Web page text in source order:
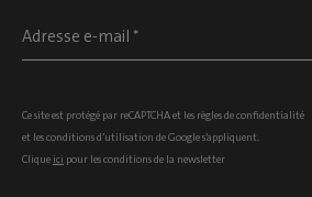
Ce site est protégé par reCAPTCHA et les règles de confidentialité
et lesconditions d’utilisation de Google s’appliquent.
Clique ici pour les conditions de la newsletter